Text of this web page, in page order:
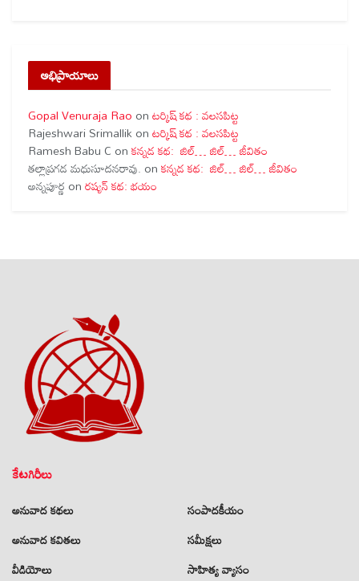
అభిప్రాయాలు
Gopal Venuraja Rao onటర్కిష్ కథ : వలసపిట్ట
Rajeshwari Srimallik onటర్కిష్ కథ : వలసపిట్ట
Ramesh Babu C onకన్నడ కథ: జిల్… జిల్… జీవితం
తల్లాప్రగడ మధుసూదనరావు. onకన్నడ కథ: జిల్… జిల్… జీవితం
అన్నపూర్ణ onరష్యన్ కథ: భయం
కేటగిరీలు
అనువాద కథలు
అనువాద కవితలు
వీడియోలు
సంపాదకీయం
సమీక్షలు
సాహిత్య వ్యాసం